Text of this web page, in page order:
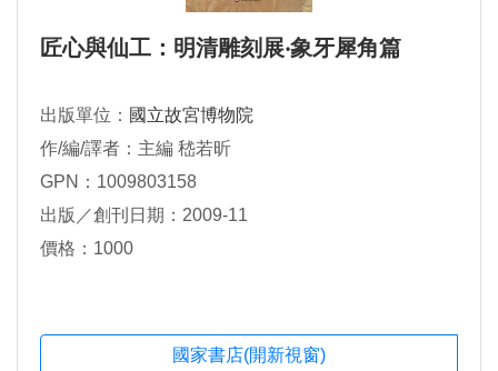
匠心與仙工：明清雕刻展‧象牙犀角篇
出版單位： 國立故宮博物院
作/編/譯者：主編 嵇若昕
GPN：1009803158
出版／創刊日期：2009-11
價格：1000
國家書店(開新視窗)